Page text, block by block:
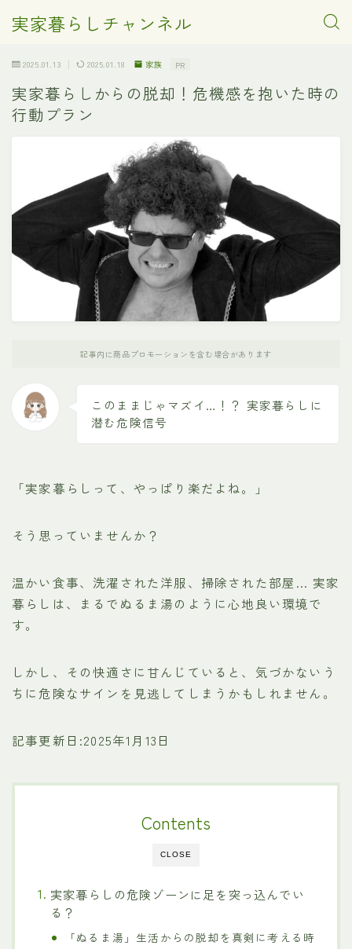
実家暮らしチャンネル
2025.01.13 2025.01.18 家族 PR
実家暮らしからの脱却！危機感を抱いた時の
行動プラン
記事内に商品プロモーションを含む場合があります
このままじゃマズイ…！？ 実家暮らしに
潜む危険信号
「実家暮らしって、やっぱり楽だよね。」
そう思っていませんか？
温かい食事、洗濯された洋服、掃除された部屋… 実家
暮らしは、まるでぬるま湯のように心地良い環境で
す。
しかし、その快適さに甘んじていると、気づかないう
ちに危険なサインを見逃してしまうかもしれません。
記事更新日:2025年1月13日
CLOSE
Contents
実家暮らしの危険ゾーンに足を突っ込んでい
る？
「ぬるま湯」生活からの脱却を真剣に考える時